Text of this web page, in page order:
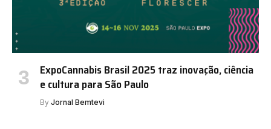
ExpoCannabis Brasil 2025 traz inovação, ciência
e cultura para São Paulo
By Jornal Bemtevi